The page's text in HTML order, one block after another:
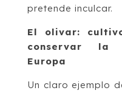
pretende inculcar.
El olivar:
conservar la
Europa
Un claro ejemplo